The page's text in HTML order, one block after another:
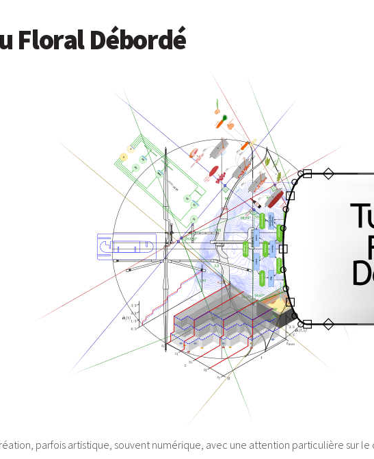
Floral Débordé
parfois artistique, souvent numérique, avec une attention particulière sur le